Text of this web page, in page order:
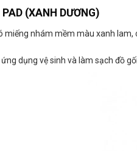
(XANH DƯƠNG)
miếng nhám mềm màu xanh
dụng vệ sinh và làm sạch đồ